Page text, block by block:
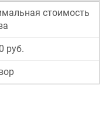
стоимость
руб.